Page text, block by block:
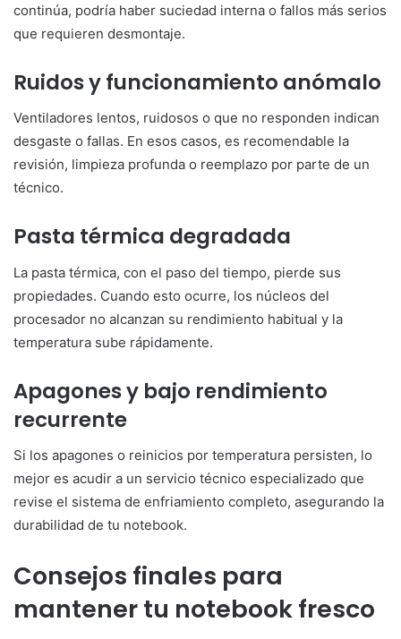
continúa, podría haber suciedad interna o fallos más serios
que requieren desmontaje.
Ruidos y funcionamiento anómalo
Ventiladores lentos, ruidosos o que no responden indican
desgaste o fallas. En esos casos, es recomendable la
revisión, limpieza profunda o reemplazo por parte de un
técnico.
Pasta térmica degradada
La pasta térmica, con el paso del tiempo, pierde sus
propiedades. Cuando esto ocurre, los núcleos del
procesador no alcanzan su rendimiento habitual y la
temperatura sube rápidamente.
Apagones y bajo rendimiento
recurrente
Si los apagones o reinicios por temperatura persisten, lo
mejor es acudir a un servicio técnico especializado que
revise el sistema de enfriamiento completo, asegurando la
durabilidad de tu notebook.
Consejos finales para
mantener tu notebook fresco